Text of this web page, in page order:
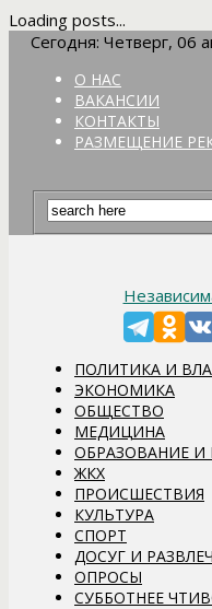
Loading posts...
Сегодня: Четверг, 06
О НАС
ВАКАНСИИ
КОНТАКТЫ
РАЗМЕЩЕНИЕ
ПОЛИТИКА И
ЭКОНОМИКА
ОБЩЕСТВО
МЕДИЦИНА
ОБРАЗОВАНИЕ И
ЖКХ
ПРОИСШЕСТВИЯ
КУЛЬТУРА
СПОРТ
ДОСУГ И
ОПРОСЫ
СУББОТНЕЕ